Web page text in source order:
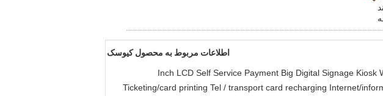
اطلاعات مربوط به محصول کیوسک
55 Inch LCD Self Service Payment Big Digital Signage
Ticketing/card printing Tel / transport card recharging Internet/